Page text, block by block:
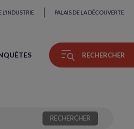
L'INDUSTRIE PALAIS DE LA DÉCOUVERTE
RECHERCHER